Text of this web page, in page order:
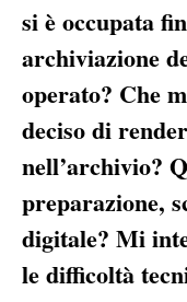
si è occupata
archiviazione
operato? Che
deciso di
nell’archivio?
preparazione,
digitale? Mi
le difficoltà